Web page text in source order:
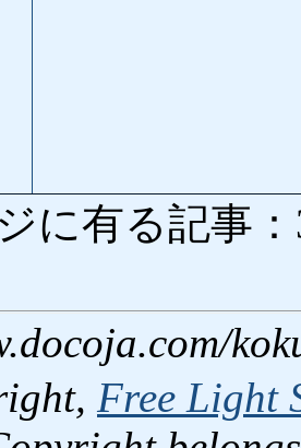
に有る記事
Free Light